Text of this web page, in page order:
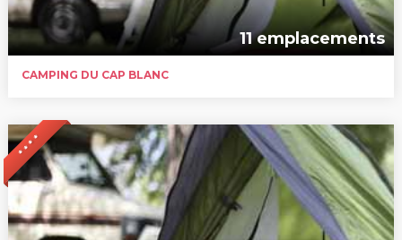
11 emplacements
CAMPING DU CAP BLANC
* * * *